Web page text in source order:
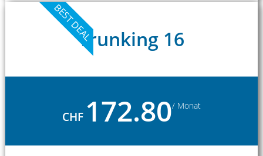
BEST DEALTrunking 16
CHF 172.80/ Monat